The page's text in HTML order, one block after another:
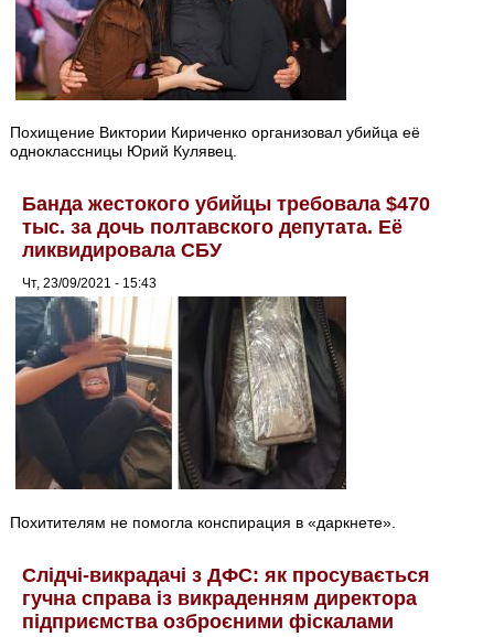
Похищение Виктории Кириченко организовал убийца её
одноклассницы Юрий Кулявец.
Банда жестокого убийцы требовала $470
тыс. за дочь полтавского депутата. Её
ликвидировала СБУ
Чт, 23/09/2021 - 15:43
Похитителям не помогла конспирация в «даркнете».
Слідчі-викрадачі з ДФС: як просувається
гучна справа із викраденням директора
підприємства озброєними фіскалами